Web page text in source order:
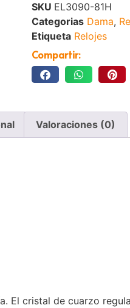
SKU EL3090-81H
Categorias Dama,
Etiqueta Relojes
Compartir:
Valoraciones (0)
El cristal de cuarzo